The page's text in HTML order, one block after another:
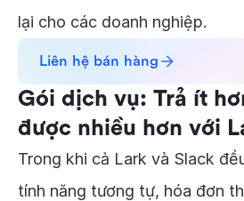
lại cho các doanh nghiệp.
Liên hệ bán hàng
Gói dịch vụ: Trả ít
được nhiều hơn với
Trong khi cả Lark và Slack
tính năng tương tự, hóa đơn